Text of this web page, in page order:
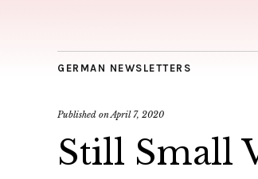
GERMAN NEWSLETTERS
Published onApril 7, 2020
Still Small